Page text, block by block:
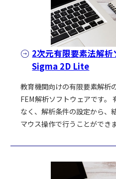
2次元有限要素法解
Sigma 2D Lite
教育機関向けの有限要素解析
FEM解析ソフトウェアです。
なく、解析条件の設定から、
マウス操作で行うことができま